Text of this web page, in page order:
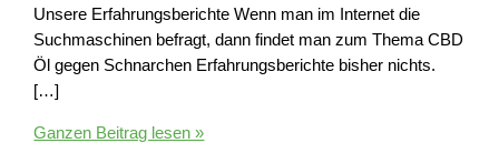
Unsere Erfahrungsberichte Wenn man im Internet die
Suchmaschinen befragt, dann findet man zum Thema CBD
Öl gegen Schnarchen Erfahrungsberichte bisher nichts.
[…]
CBD
Ganzen Beitrag lesen »